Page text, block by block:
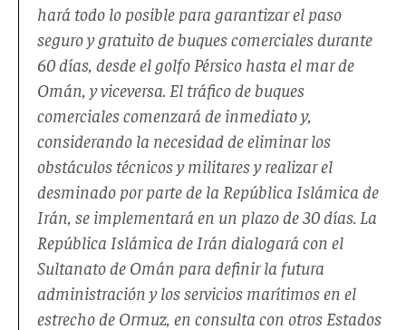
hará todo lo posible para garantizar el paso
seguro y gratuito de buques comerciales durante
60 días, desde el golfo Pérsico hasta el mar de
Omán, y viceversa. El tráfico de buques
comerciales comenzará de inmediato y,
considerando la necesidad de eliminar los
obstáculos técnicos y militares y realizar el
desminado por parte de la República Islámica de
Irán, se implementará en un plazo de 30 días. La
República Islámica de Irán dialogará con el
Sultanato de Omán para definir la futura
administración y los servicios marítimos en el
estrecho de Ormuz, en consulta con otros Estados